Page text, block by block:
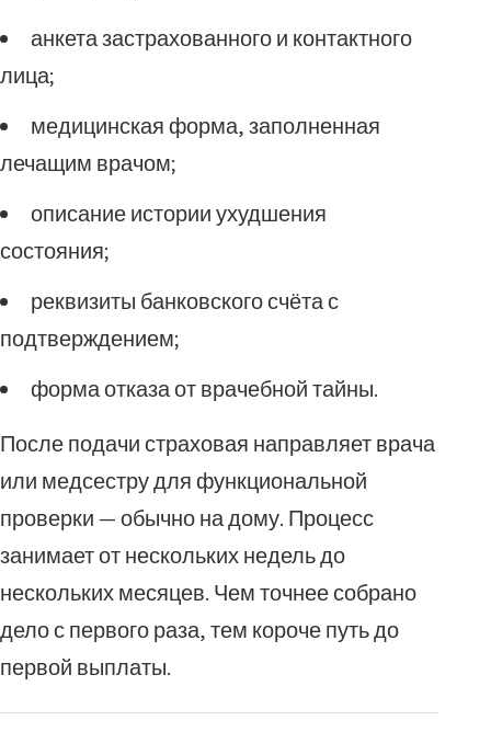
анкета застрахованного и контактного
лица;
медицинская форма, заполненная
лечащим врачом;
описание истории ухудшения
состояния;
реквизиты банковского счёта с
подтверждением;
форма отказа от врачебной тайны.
После подачи страховая направляет врача
или медсестру для функциональной
проверки — обычно на дому. Процесс
занимает от нескольких недель до
нескольких месяцев. Чем точнее собрано
дело с первого раза, тем короче путь до
первой выплаты.